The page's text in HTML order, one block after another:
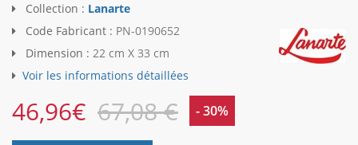
Collection : Lanarte
Code Fabricant : PN-0190652
Dimension : 22 cm X 33 cm
Voir les informations détaillées
46,96€ 67,08 € - 30%